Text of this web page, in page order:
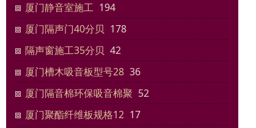
厦门静音室施工 194
厦门隔声门40分贝 178
隔声窗施工35分贝 42
厦门槽木吸音板型号28 36
厦门隔音棉环保吸音棉聚 52
厦门聚酯纤维板规格12 17